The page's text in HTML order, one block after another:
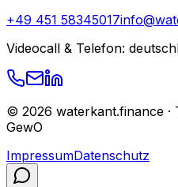
+49 451 58345017
Videocall & Telefon:
© 2026 waterkant.finance ·
GewO
ImpressumDatenschutz